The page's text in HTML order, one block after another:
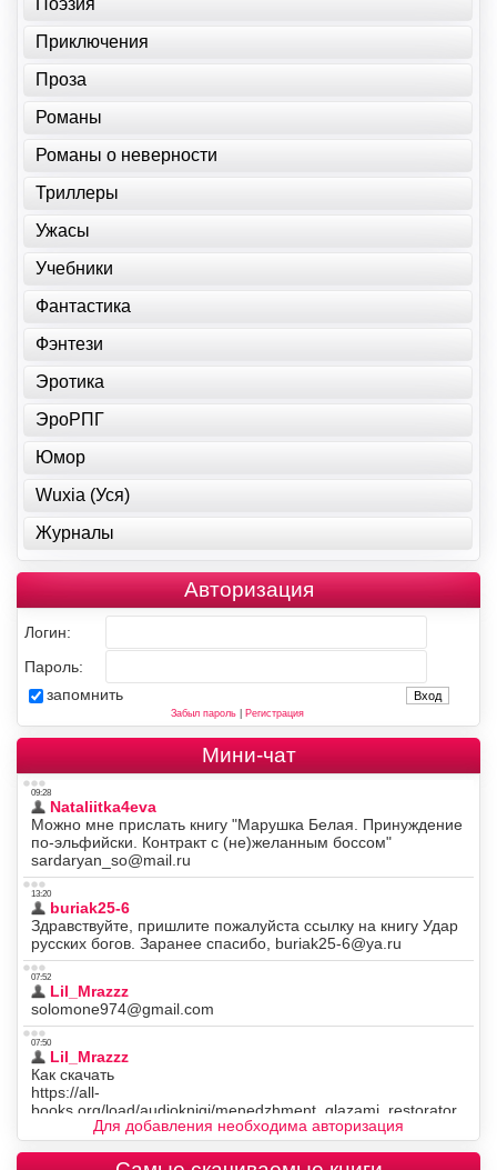
Поэзия
Приключения
Проза
Романы
Романы о неверности
Триллеры
Ужасы
Учебники
Фантастика
Фэнтези
Эротика
ЭроРПГ
Юмор
Wuxia (Уся)
Журналы
Авторизация
Логин:
Пароль:
запомнить
Забыл пароль| Регистрация
Мини-чат
Для добавления необходима авторизация